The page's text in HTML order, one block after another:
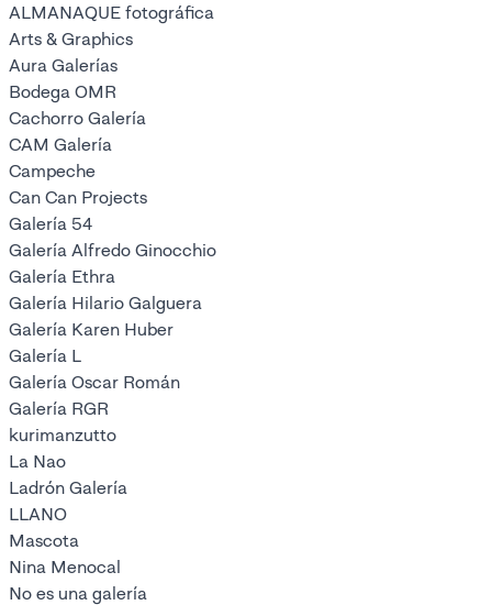
ALMANAQUE fotográfica
Arts & Graphics
Aura Galerías
Bodega OMR
Cachorro Galería
CAM Galería
Campeche
Can Can Projects
Galería 54
Galería Alfredo Ginocchio
Galería Ethra
Galería Hilario Galguera
Galería Karen Huber
Galería L
Galería Oscar Román
Galería RGR
kurimanzutto
La Nao
Ladrón Galería
LLANO
Mascota
Nina Menocal
No es una galería